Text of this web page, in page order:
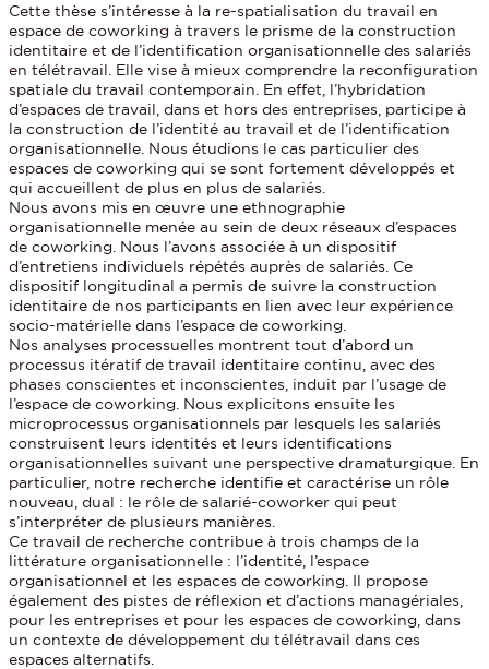
Cette thèse s’intéresse à la re-spatialisation du travail en
espace de coworking à travers le prisme de la construction
identitaire et de l’identification organisationnelle des salariés
en télétravail. Elle vise à mieux comprendre la reconfiguration
spatiale du travail contemporain. En effet, l’hybridation
d’espaces de travail, dans et hors des entreprises, participe à
la construction de l’identité au travail et de l’identification
organisationnelle. Nous étudions le cas particulier des
espaces de coworking qui se sont fortement développés et
qui accueillent de plus en plus de salariés.
Nous avons mis en œuvre une ethnographie
organisationnelle menée au sein de deux réseaux d’espaces
de coworking. Nous l’avons associée à un dispositif
d’entretiens individuels répétés auprès de salariés. Ce
dispositif longitudinal a permis de suivre la construction
identitaire de nos participants en lien avec leur expérience
socio-matérielle dans l’espace de coworking.
Nos analyses processuelles montrent tout d’abord un
processus itératif de travail identitaire continu, avec des
phases conscientes et inconscientes, induit par l’usage de
l’espace de coworking. Nous explicitons ensuite les
microprocessus organisationnels par lesquels les salariés
construisent leurs identités et leurs identifications
organisationnelles suivant une perspective dramaturgique. En
particulier, notre recherche identifie et caractérise un rôle
nouveau, dual : le rôle de salarié-coworker qui peut
s’interpréter de plusieurs manières.
Ce travail de recherche contribue à trois champs de la
littérature organisationnelle : l’identité, l’espace
organisationnel et les espaces de coworking. Il propose
également des pistes de réflexion et d’actions managériales,
pour les entreprises et pour les espaces de coworking, dans
un contexte de développement du télétravail dans ces
espaces alternatifs.